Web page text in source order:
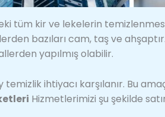
tüm kir ve lekelerin
bazıları cam, taş ve
yapılmış olabilir.
ihtiyacı karşılanır. Bu
Hizmetlerimizi şu şekilde